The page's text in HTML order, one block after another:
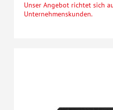
Unser Angebot richtet sich
Unternehmenskunden.